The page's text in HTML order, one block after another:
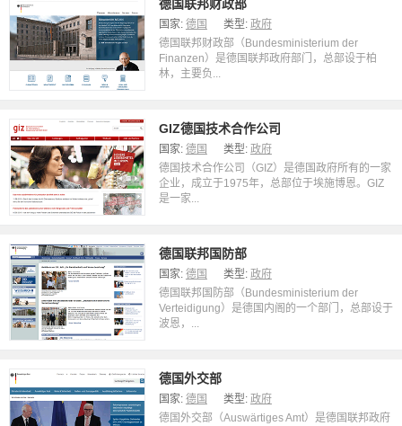
德国联邦财政部
国家: 德国 类型: 政府
德国联邦财政部（Bundesministerium der
Finanzen）是德国联邦政府部门，总部设于柏
林，主要负...
GIZ德国技术合作公司
国家: 德国 类型: 政府
德国技术合作公司（GIZ）是德国政府所有的一家
企业，成立于1975年，总部位于埃施博恩。GIZ
是一家...
德国联邦国防部
国家: 德国 类型: 政府
德国联邦国防部（Bundesministerium der
Verteidigung）是德国内阁的一个部门，总部设于
波恩，...
德国外交部
国家: 德国 类型: 政府
德国外交部（Auswärtiges Amt）是德国联邦政府